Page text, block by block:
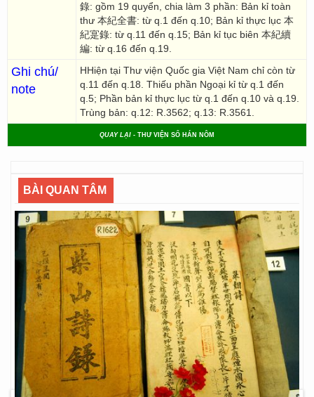
錄: gồm 19 quyển, chia làm 3 phần: Bản kỉ toàn
thư 本紀全書: từ q.1 đến q.10; Bản kỉ thực lục 本
紀寔錄: từ q.11 đến q.15; Bản kỉ tục biên 本紀續
編: từ q.16 đến q.19.
Ghi chú/
note
HHiện tại Thư viện Quốc gia Việt Nam chỉ còn từ
q.11 đến q.18. Thiếu phần Ngoại kỉ từ q.1 đến
q.5; Phần bản kỉ thực lục từ q.1 đến q.10 và q.19.
Trùng bản: q.12: R.3562; q.13: R.3561.
QUAY LẠI - THƯ VIỆN SỐ HÁN NÔM
BÀI QUAN TÂM